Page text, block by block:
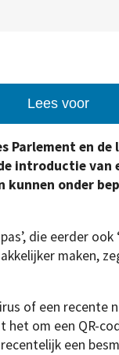
Lees voor
Parlement en
introductie
onder
die eerder
maken,
of een recente
het om een QR-
een